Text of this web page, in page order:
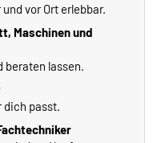
vor Ort erlebbar.
Maschinen und
beraten lassen.
dich passt.